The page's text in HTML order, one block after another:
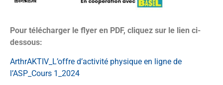
Pour télécharger le flyer en PDF, cliquez sur le lien ci-
dessous:
ArthrAKTIV_L’offre d’activité physique en ligne de
l’ASP_Cours 1_2024